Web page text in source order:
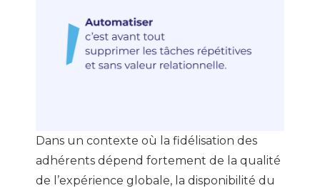
Dans un contexte où la fidélisation des
adhérents dépend fortement de la qualité
de l’expérience globale, la disponibilité du